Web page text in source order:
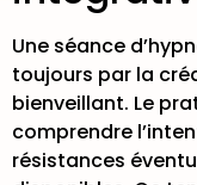
Une séance
toujours par la
bienveillant. Le
comprendre
résistances